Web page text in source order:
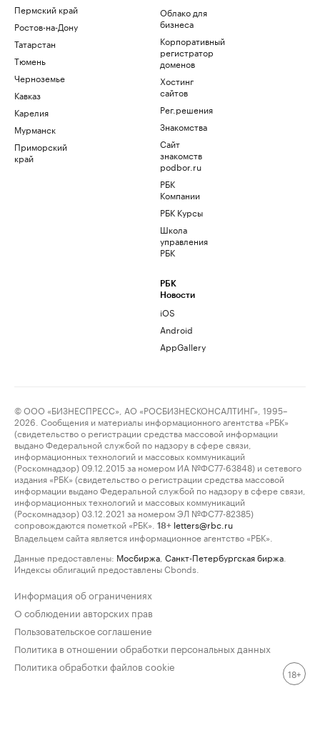
Пермский край
Ростов-на-Дону
Татарстан
Тюмень
Черноземье
Кавказ
Карелия
Мурманск
Приморский
край
Облако для
бизнеса
Корпоративный
регистратор
доменов
Хостинг
сайтов
Рег.решения
Знакомства
Сайт
знакомств
podbor.ru
РБК
Компании
РБК Курсы
Школа
управления
РБК
РБК
Новости
iOS
Android
AppGallery
© ООО «БИЗНЕСПРЕСС», АО «РОСБИЗНЕСКОНСАЛТИНГ», 1995–
2026. Сообщения и материалы информационного агентства «РБК»
(свидетельство о регистрации средства массовой информации
выдано Федеральной службой по надзору в сфере связи,
информационных технологий и массовых коммуникаций
(Роскомнадзор) 09.12.2015 за номером ИА №ФС77-63848) и сетевого
издания «РБК» (свидетельство о регистрации средства массовой
информации выдано Федеральной службой по надзору в сфере связи,
информационных технологий и массовых коммуникаций
(Роскомнадзор) 03.12.2021 за номером ЭЛ №ФС77-82385)
сопровождаются пометкой «РБК».
18+ letters@rbc.ru
Владельцем сайта является информационное агентство «РБК».
Данные предоставлены: Мосбиржа Санкт-Петербургская биржа
Индексы облигаций предоставлены Cbonds.
Информация об ограничениях
О соблюдении авторских прав
Пользовательское соглашение
Политика в отношении обработки персональных данных
Политика обработки файлов cookie
18+